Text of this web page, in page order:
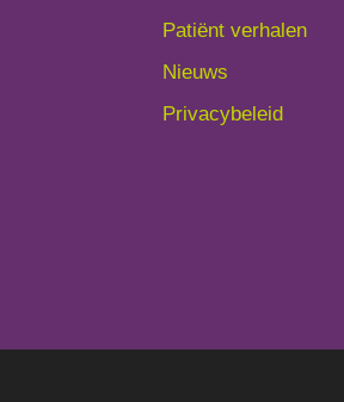
Patiënt verhalen
Nieuws
Privacybeleid